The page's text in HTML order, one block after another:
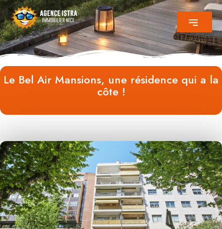
Le Bel Air Mansions, une résidence qui a la
côte !